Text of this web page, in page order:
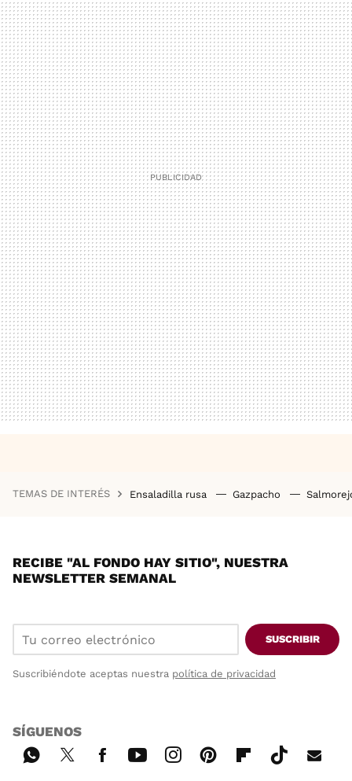
TEMAS DE INTERÉS Ensaladilla rusa Gazpacho
RECIBE "AL FONDO HAY SITIO", NUESTRA
NEWSLETTER SEMANAL
SUSCRIBIR
Suscribiéndote aceptas nuestra política de privacidad
SÍGUENOS